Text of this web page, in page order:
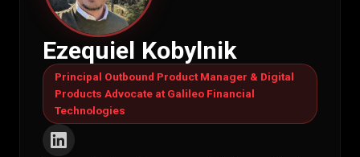
Ezequiel Kobylnik
Principal Outbound Product Manager & Digital
Products Advocate at Galileo Financial
Technologies